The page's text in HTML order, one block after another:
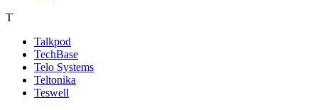
T
Talkpod
TechBase
Telo Systems
Teltonika
Teswell